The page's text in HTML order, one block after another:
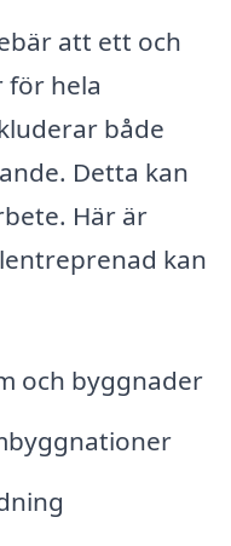
att ett och
för hela
både
Detta kan
Här är
kan
och byggnader